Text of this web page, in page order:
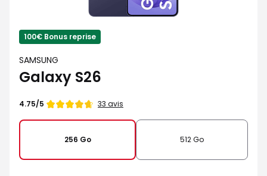
100€ Bonus reprise
SAMSUNG
Galaxy S26
Note
4.75/5 33 avis
256 Go 512 Go